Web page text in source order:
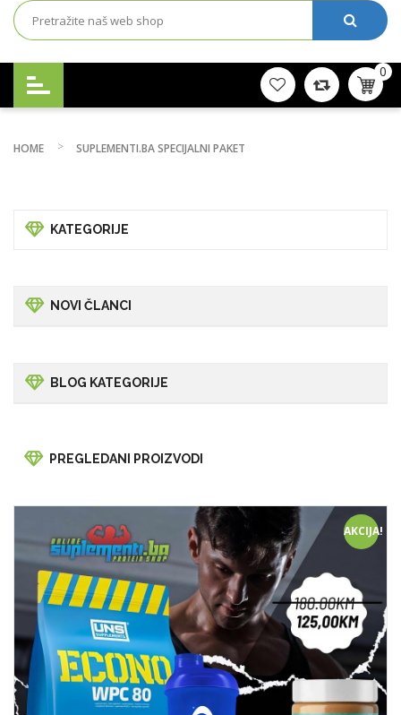
0
HOME SUPLEMENTI.BA SPECIJALNI PAKET
KATEGORIJE
NOVI ČLANCI
BLOG KATEGORIJE
PREGLEDANI PROIZVODI
AKCIJA!